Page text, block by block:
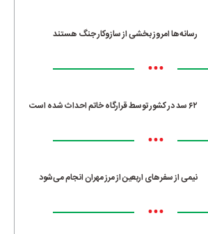
رسانه‌ها امروز بخشی از سازوکار جنگ هستند
•••
۶۲ سد در کشور توسط قرارگاه خاتم احداث شده است
•••
نیمی از سفرهای اربعین از مرز مهران انجام می‌شود
•••